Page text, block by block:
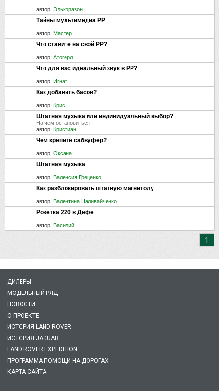
автор: Элькоразон
Тайны мультимедиа РР
автор: Мастер
Что ставите на свой РР?
автор: Атогерл
Что для вас идеальный звук в РР?
автор: Игнат
Как добавить басов?
автор: Крис
Штатная музыка или индивидуальный выбор?
На чем остановиться
автор: Кристиан
Чем крепите сабвуфер?
автор: Оксана
Штатная музыка
автор: Валенсия Греценко
Как разблокировать штатную магнитолу
автор: Валентина Наливайченко
Розетка 220 в Дефе
автор: Василий
1
ДИЛЕРЫ
МОДЕЛЬНЫЙ РЯД
НОВОСТИ
О ПРОЕКТЕ
ИСТОРИЯ LAND ROVER
ИСТОРИЯ JAGUAR
LAND ROVER EXPEDITION
ПРОГРАММА ПОМОЩИ НА ДОРОГАХ
КАРТА САЙТА